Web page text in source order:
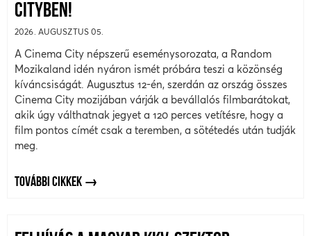
CITYBEN!
2026. AUGUSZTUS 05.
A Cinema City népszerű eseménysorozata, a Random
Mozikaland idén nyáron ismét próbára teszi a közönség
kíváncsiságát. Augusztus 12-én, szerdán az ország összes
Cinema City mozijában várják a bevállalós filmbarátokat,
akik úgy válthatnak jegyet a 120 perces vetítésre, hogy a
film pontos címét csak a teremben, a sötétedés után tudják
meg.
TOVÁBBI CIKKEK